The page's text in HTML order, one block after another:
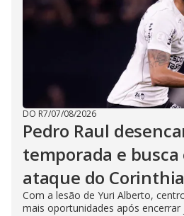
DO R7/07/08/2026
Pedro Raul
temporada e busca
ataque do
Com a lesão de Yuri Alberto,
mais oportunidades após encerrar